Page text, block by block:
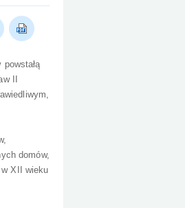
II
domów,
XII wieku